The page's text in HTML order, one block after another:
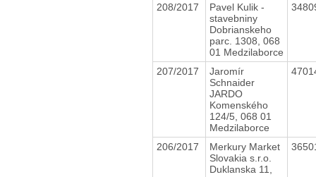
208/2017
Pavel Kulik -
stavebniny
Dobrianskeho
parc. 1308, 068
01 Medzilaborce
207/2017
Jaromír
Schnaider
JARDO
Komenského
124/5, 068 01
Medzilaborce
206/2017
Merkury Market
Slovakia s.r.o.
Duklanska 11,